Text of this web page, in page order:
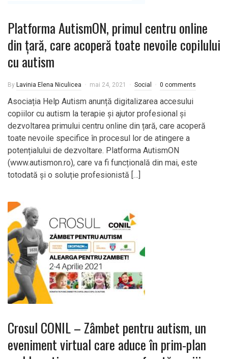
Platforma AutismON, primul centru online
din țară, care acoperă toate nevoile copilului
cu autism
By Lavinia Elena Niculicea mai 24, 2021 Social 0 comments
Asociația Help Autism anunță digitalizarea accesului
copiilor cu autism la terapie și ajutor profesional și
dezvoltarea primului centru online din țară, care acoperă
toate nevoile specifice în procesul lor de atingere a
potențialului de dezvoltare. Platforma AutismON
(www.autismon.ro), care va fi funcțională din mai, este
totodată și o soluție profesionistă […]
Crosul CONIL – Zâmbet pentru autism, un
eveniment virtual care aduce în prim-plan